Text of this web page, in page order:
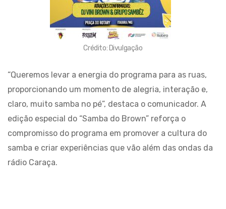
Crédito: Divulgação
“Queremos levar a energia do programa para as ruas,
proporcionando um momento de alegria, interação e,
claro, muito samba no pé”, destaca o comunicador. A
edição especial do “Samba do Brown” reforça o
compromisso do programa em promover a cultura do
samba e criar experiências que vão além das ondas da
rádio Caraça.